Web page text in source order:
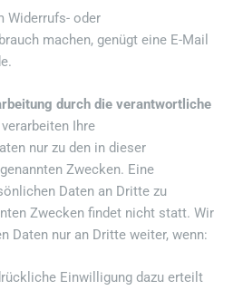
Widerrufs- oder
machen, genügt eine E-Mail
durch die verantwortliche
Ihre
nur zu den in dieser
Zwecken. Eine
Daten an Dritte zu
Zwecken findet nicht statt. Wir
Daten nur an Dritte weiter, wenn:
Einwilligung dazu erteilt